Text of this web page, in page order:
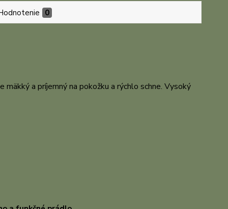
0
a príjemný na pokožku a rýchlo schne. Vysoký